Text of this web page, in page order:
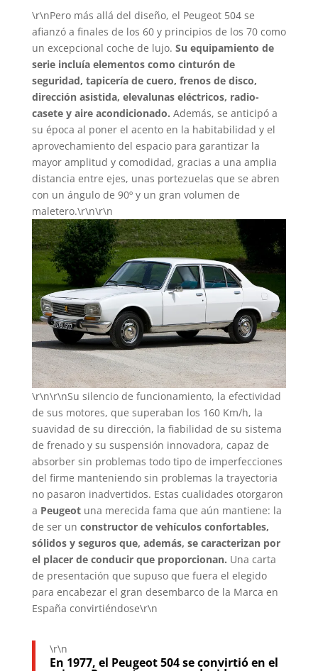
\r\nPero más allá del diseño, el Peugeot 504 se
afianzó a finales de los 60 y principios de los 70 como
un excepcional coche de lujo. Su equipamiento de
serie incluía elementos como cinturón de
seguridad, tapicería de cuero, frenos de disco,
dirección asistida, elevalunas eléctricos, radio-
casete y aire acondicionado. Además, se anticipó a
su época al poner el acento en la habitabilidad y el
aprovechamiento del espacio para garantizar la
mayor amplitud y comodidad, gracias a una amplia
distancia entre ejes, unas portezuelas que se abren
con un ángulo de 90º y un gran volumen de
maletero.\r\n\r\n
\r\n\r\nSu silencio de funcionamiento, la efectividad
de sus motores, que superaban los 160 Km/h, la
suavidad de su dirección, la fiabilidad de su sistema
de frenado y su suspensión innovadora, capaz de
absorber sin problemas todo tipo de imperfecciones
del firme manteniendo sin problemas la trayectoria
no pasaron inadvertidos. Estas cualidades otorgaron
a Peugeotuna merecida fama que aún mantiene: la
de ser un constructor de vehículos confortables,
sólidos y seguros que, además, se caracterizan por
el placer de conducir que proporcionan. Una carta
de presentación que supuso que fuera el elegido
para encabezar el gran desembarco de la Marca en
España convirtiéndose\r\n
\r\n
En 1977, el Peugeot 504se convirtió en el